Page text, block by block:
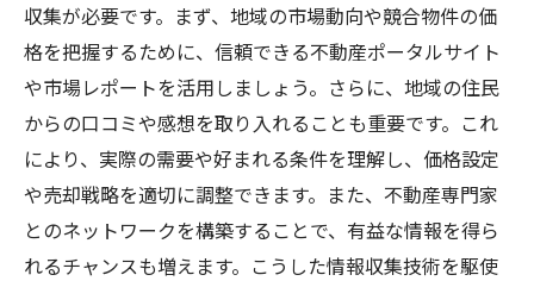
ステップバイステップの市場調査ガイド
データ収集から分析までのプロセス
不動産売却における市場調査の継続的重要
性
プロが教える市場調査の実践テクニック
失敗しないために知っておくべき市場調査
のコツ
収集が必要です。まず、地域の市場動向や競合物件の価
格を把握するために、信頼できる不動産ポータルサイト
や市場レポートを活用しましょう。さらに、地域の住民
からの口コミや感想を取り入れることも重要です。これ
により、実際の需要や好まれる条件を理解し、価格設定
や売却戦略を適切に調整できます。また、不動産専門家
とのネットワークを構築することで、有益な情報を得ら
れるチャンスも増えます。こうした情報収集技術を駆使